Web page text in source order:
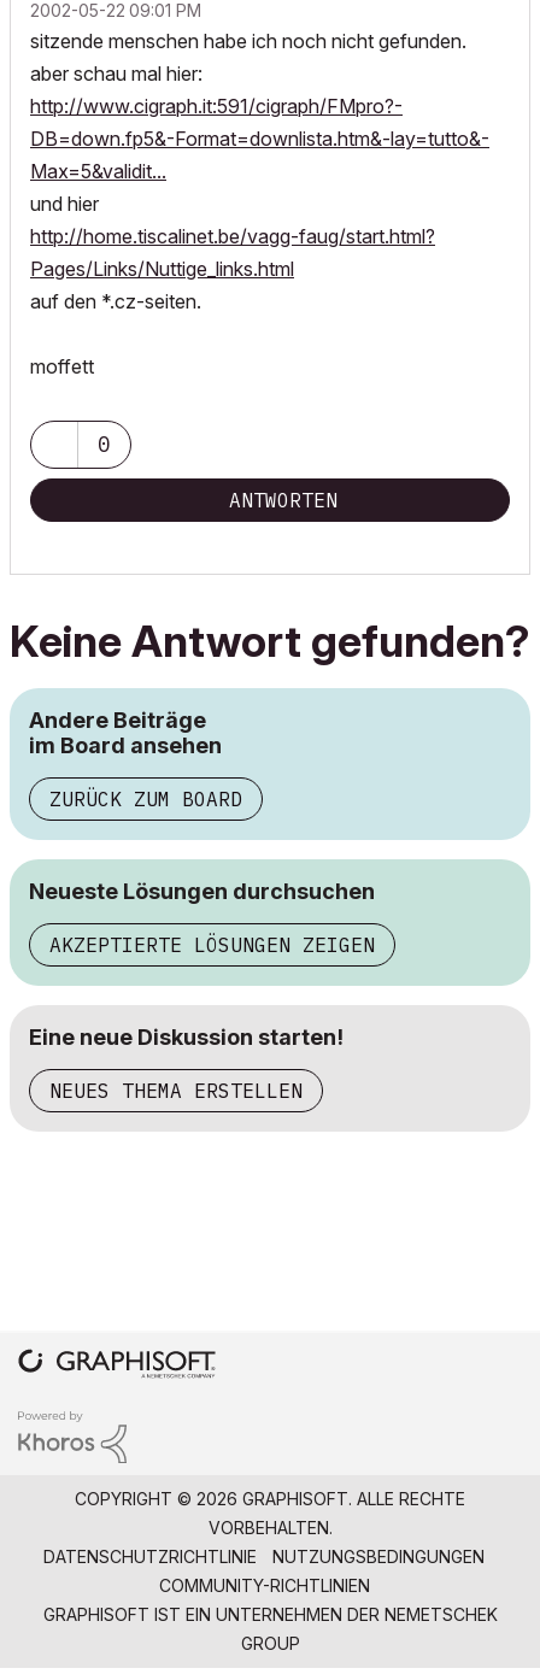
‎2002-05-22 09:01 PM
sitzende menschen habe ich noch nicht gefunden.
aber schau mal hier:
http://www.cigraph.it:591/cigraph/FMpro?-
DB=down.fp5&-Format=downlista.htm&-lay=tutto&-
Max=5&validit...
und hier
http://home.tiscalinet.be/vagg-faug/start.html?
Pages/Links/Nuttige_links.html
auf den *.cz-seiten.
moffett
0
ANTWORTEN
Keine Antwort gefunden?
Andere Beiträge
im Board ansehen
ZURÜCK ZUM BOARD
Neueste Lösungen durchsuchen
AKZEPTIERTE LÖSUNGEN ZEIGEN
Eine neue Diskussion starten!
NEUES THEMA ERSTELLEN
COPYRIGHT © 2026 GRAPHISOFT. ALLE RECHTE
VORBEHALTEN.
DATENSCHUTZRICHTLINIE
NUTZUNGSBEDINGUNGEN
COMMUNITY-RICHTLINIEN
GRAPHISOFT IST EIN UNTERNEHMEN DER NEMETSCHEK
GROUP